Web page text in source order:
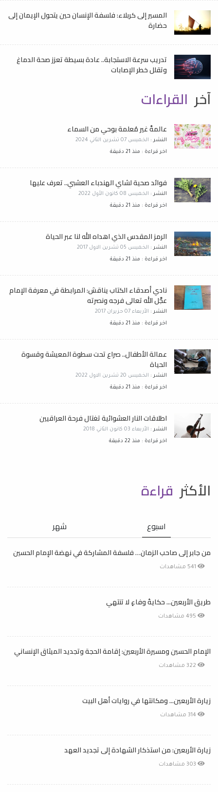
المسير إلى كربلاء: فلسفة الإنسان حين يتحول الإيمان إلى
حضارة
تدريب سرعة الاستجابة.. عادة بسيطة تعزز صحة الدماغ
وتقلل خطر الإصابات
آخر القراءات
عالمةٌ غير مُعلمة بوحي من السماء
النشر : الخميس 07 تشرين الثاني 2024
اخر قراءة : منذ 21 دقيقة
فوائد صحية لشاي الهندباء العشبي.. تعرف عليها
النشر : الخميس 08 كانون الأول 2022
اخر قراءة : منذ 21 دقيقة
الرمز المقدس الذي اهداه الله لنا عبر الحياة
النشر : الخميس 05 تشرين الاول 2017
اخر قراءة : منذ 21 دقيقة
نادي أصدقاء الكتاب يناقش: المرابطة في معرفة الإمام
عجَّل الله تعالى فرجه ونصرته
النشر : الأربعاء 07 حزيران 2017
اخر قراءة : منذ 21 دقيقة
عمالة الأطفال.. صراع تحت سطوة المعيشة وقسوة
الحياة
النشر : الخميس 20 تشرين الاول 2022
اخر قراءة : منذ 21 دقيقة
اطلاقات النار العشوائية تغتال فرحة العراقيين
النشر : الأربعاء 03 كانون الثاني 2018
اخر قراءة : منذ 22 دقيقة
الأكثر قراءة
اسبوع شهر
من جابر إلى صاحب الزمان… فلسفة المشاركة في نهضة الإمام الحسين
طريق الأربعين... حكايةُ وفاءٍ لا تنتهي
الإمام الحسين ومسيرة الأربعين: إقامة الحجة وتجديد الميثاق الإنساني
زيارة الأربعين... ومكانتها في روايات أهل البيت
زيارة الأربعين: من استذكار الشهادة إلى تجديد العهد